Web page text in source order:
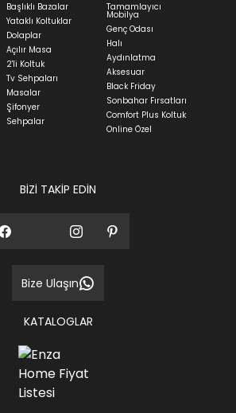
Başlıklı Bazalar
Yataklı Koltuklar
Dolaplar
Açılır Masa
2'li Koltuk
Tv Sehpaları
Masalar
Şifonyer
Sehpalar
Tamamlayıcı
Mobilya
Genç Odası
Halı
Aydınlatma
Aksesuar
Black Friday
Sonbahar Fırsatları
Comfort Plus Koltuk
Online Özel
BİZİ TAKİP EDİN
Bize Ulaşın
KATALOGLAR